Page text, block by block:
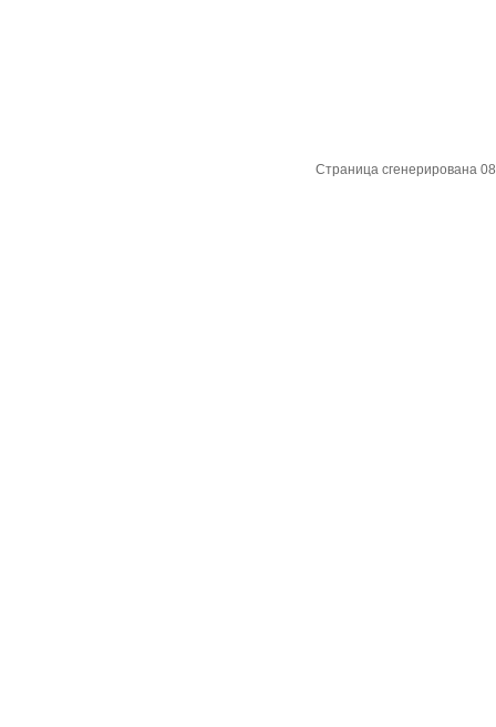
Страница сгенерирована